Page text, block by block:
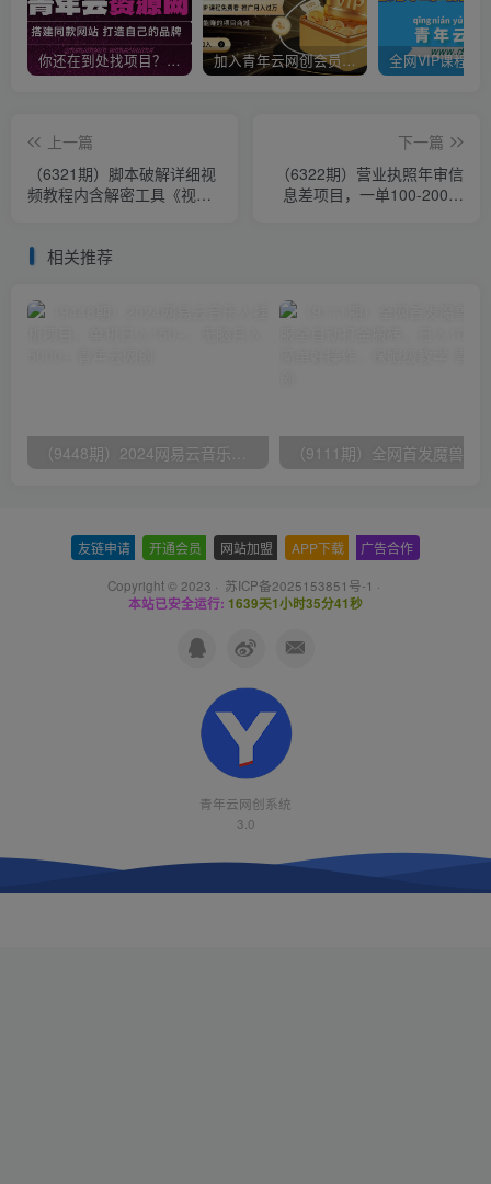
你还在到处找项目？还在当韭菜？我靠卖项目一个月收入5万+，曾经我也是个失败者。 加入青年云网创会员，全站资源免费学习。加入高级合伙人，推广日入1000+
上一篇
（6321期）脚本破解详细视
频教程内含解密工具《视频
下一篇
（6322期）营业执照年审信
息差项目，一单100-200元
相关推荐
友链申请 开通会员 网站加盟 APP下载 广告合作
Copyright © 2023 · 苏ICP备2025153851号-1 ·
本站已安全运行: 1639天1小时35分41秒
青年云网创系统
3.0